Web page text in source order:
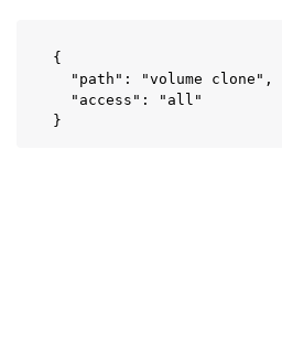
{
  "path": "volume clone",
  "access": "all"
}